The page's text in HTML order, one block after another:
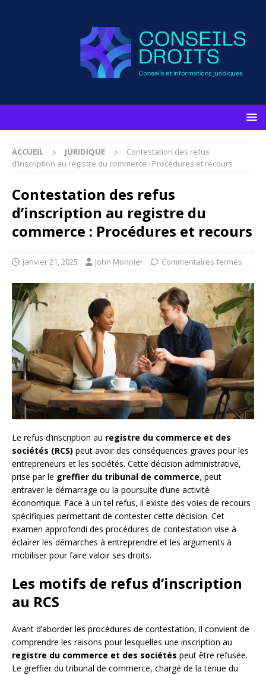
ACCUEIL JURIDIQUE
Contestation des refus
d’inscription au registre du commerce : Procédures et recours
Contestation des refus
d’inscription au registre du
commerce : Procédures et recours
janvier 21, 2025 John Monnier Commentaires fermés
Le refus d’inscription au registre du commerce et des
sociétés (RCS) peut avoir des conséquences graves pour les
entrepreneurs et les sociétés. Cette décision administrative,
prise par le greffier du tribunal de commerce, peut
entraver le démarrage ou la poursuite d’une activité
économique. Face à un tel refus, il existe des voies de recours
spécifiques permettant de contester cette décision. Cet
examen approfondi des procédures de contestation vise à
éclairer les démarches à entreprendre et les arguments à
mobiliser pour faire valoir ses droits.
Les motifs de refus d’inscription
au RCS
Avant d’aborder les procédures de contestation, il convient de
comprendre les raisons pour lesquelles une inscription au
registre du commerce et des sociétés peut être refusée.
Le greffier du tribunal de commerce, chargé de la tenue du